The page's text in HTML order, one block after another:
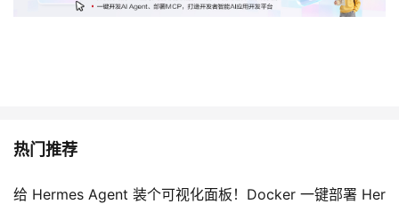
热门推荐
给 Hermes Agent 装个可视化面板！Docker 一键部署 Her